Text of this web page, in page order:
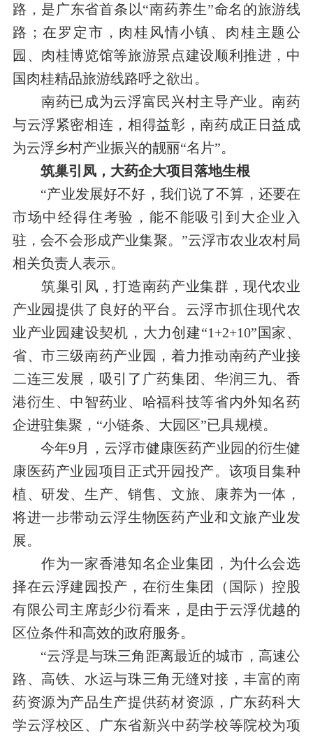
路，是广东省首条以“南药养生”命名的旅游线
路；在罗定市，肉桂风情小镇、肉桂主题公
园、肉桂博览馆等旅游景点建设顺利推进，中
国肉桂精品旅游线路呼之欲出。
南药已成为云浮富民兴村主导产业。南药
与云浮紧密相连，相得益彰，南药成正日益成
为云浮乡村产业振兴的靓丽“名片”。
筑巢引凤，大药企大项目落地生根
“产业发展好不好，我们说了不算，还要在
市场中经得住考验，能不能吸引到大企业入
驻，会不会形成产业集聚。”云浮市农业农村局
相关负责人表示。
筑巢引凤，打造南药产业集群，现代农业
产业园提供了良好的平台。云浮市抓住现代农
业产业园建设契机，大力创建“1+2+10”国家、
省、市三级南药产业园，着力推动南药产业接
二连三发展，吸引了广药集团、华润三九、香
港衍生、中智药业、哈福科技等省内外知名药
企进驻集聚，“小链条、大园区”已具规模。
今年9月，云浮市健康医药产业园的衍生健
康医药产业园项目正式开园投产。该项目集种
植、研发、生产、销售、文旅、康养为一体，
将进一步带动云浮生物医药产业和文旅产业发
展。
作为一家香港知名企业集团，为什么会选
择在云浮建园投产，在衍生集团（国际）控股
有限公司主席彭少衍看来，是由于云浮优越的
区位条件和高效的政府服务。
“云浮是与珠三角距离最近的城市，高速公
路、高铁、水运与珠三角无缝对接，丰富的南
药资源为产品生产提供药材资源，广东药科大
学云浮校区、广东省新兴中药学校等院校为项